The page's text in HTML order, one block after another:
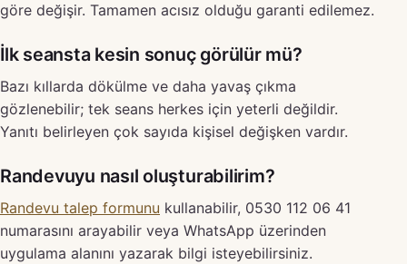
göre değişir. Tamamen acısız olduğu garanti edilemez.
İlk seansta kesin sonuç görülür mü?
Bazı kıllarda dökülme ve daha yavaş çıkma
gözlenebilir; tek seans herkes için yeterli değildir.
Yanıtı belirleyen çok sayıda kişisel değişken vardır.
Randevuyu nasıl oluşturabilirim?
Randevu talep formunu kullanabilir, 0530 112 06 41
numarasını arayabilir veya WhatsApp üzerinden
uygulama alanını yazarak bilgi isteyebilirsiniz.